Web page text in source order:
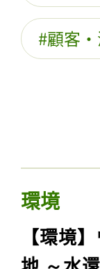
顧客
環境
【環境